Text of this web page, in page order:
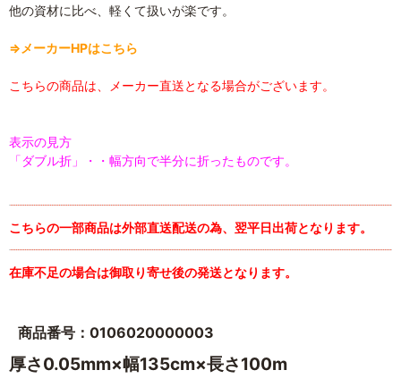
他の資材に比べ、軽くて扱いが楽です。
⇒メーカーHPはこちら
こちらの商品は、メーカー直送となる場合がございます。
表示の見方
「ダブル折」・・幅方向で半分に折ったものです。
こちらの一部商品は外部直送配送の為、翌平日出荷となります。
在庫不足の場合は御取り寄せ後の発送となります。
商品番号：0106020000003
厚さ0.05mm×幅135cm×長さ100m